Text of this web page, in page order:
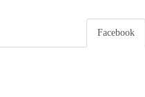
Facebook